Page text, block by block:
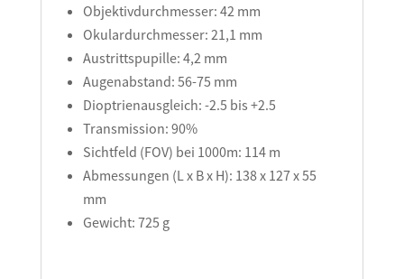
Objektivdurchmesser: 42 mm
Okulardurchmesser: 21,1 mm
Austrittspupille: 4,2 mm
Augenabstand: 56-75 mm
Dioptrienausgleich: -2.5 bis +2.5
Transmission: 90%
Sichtfeld (FOV) bei 1000m: 114 m
Abmessungen (L x B x H): 138 x 127 x 55
mm
Gewicht: 725 g